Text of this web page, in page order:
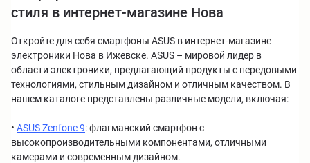
стиля в интернет-магазине Нова
Откройте для себя смартфоны ASUS в интернет-магазине
электроники Нова в Ижевске. ASUS – мировой лидер в
области электроники, предлагающий продукты с передовыми
технологиями, стильным дизайном и отличным качеством. В
нашем каталоге представлены различные модели, включая:
• ASUS Zenfone 9: флагманский смартфон с
высокопроизводительными компонентами, отличными
камерами и современным дизайном.